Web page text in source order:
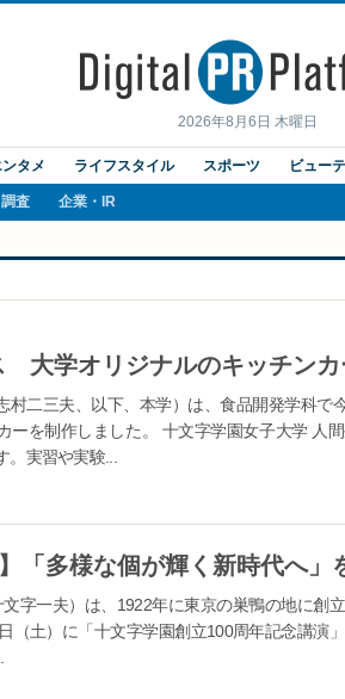
2026年8月6日 木曜日
タメ ライフスタイル スポーツ ビュー
調査 企業・IR
二三夫、以下、本学）は、食品開発学科で
を制作しました。 十文字学園女子大学 人
実習や実験...
字一夫）は、1922年に東京の巣鴨の地に創
（土）に「十文字学園創立100周年記念講演